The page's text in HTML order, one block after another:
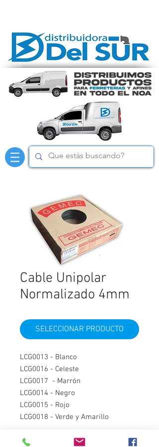
Cable Unipolar
Normalizado 4mm
SELECCIONAR PRODUCTO
LCG0013 - Blanco
LCG0016 - Celeste
LCG0017 - Marrón
LCG0014 - Negro
LCG0015 - Rojo
LCG0018 - Verde y Amarillo